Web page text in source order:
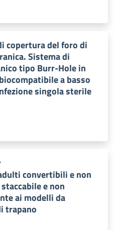
copertura del foro di
Sistema di
tipo Burr-Hole in
a basso
singola sterile
convertibili e non
e non
ai modelli da
trapano